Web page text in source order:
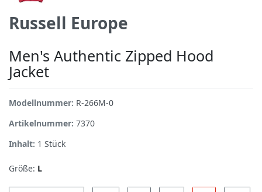
Russell Europe
Men's Authentic Zipped Hood
Jacket
Modellnummer: R-266M-0
Artikelnummer: 7370
Inhalt: 1 Stück
Größe: L